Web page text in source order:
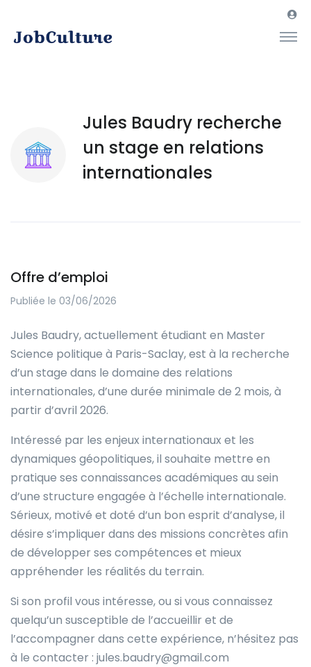
Jules Baudry recherche
un stage en relations
internationales
Offre d’emploi
Publiée le 03/06/2026
Jules Baudry, actuellement étudiant en Master
Science politique à Paris-Saclay, est à la recherche
d’un stage dans le domaine des relations
internationales, d’une durée minimale de 2 mois, à
partir d’avril 2026.
Intéressé par les enjeux internationaux et les
dynamiques géopolitiques, il souhaite mettre en
pratique ses connaissances académiques au sein
d’une structure engagée à l’échelle internationale.
Sérieux, motivé et doté d’un bon esprit d’analyse, il
désire s’impliquer dans des missions concrètes afin
de développer ses compétences et mieux
appréhender les réalités du terrain.
Si son profil vous intéresse, ou si vous connaissez
quelqu’un susceptible de l’accueillir et de
l’accompagner dans cette expérience, n’hésitez pas
à le contacter : jules.baudry@gmail.com